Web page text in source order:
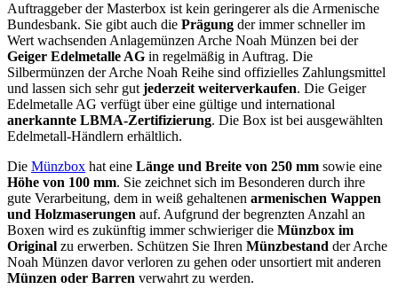
Auftraggeber der Masterbox ist kein geringerer als die Armenische
Bundesbank. Sie gibt auch die Prägung der immer schneller im
Wert wachsenden Anlagemünzen Arche Noah Münzen bei der
Geiger Edelmetalle AG in regelmäßig in Auftrag. Die
Silbermünzen der Arche Noah Reihe sind offizielles Zahlungsmittel
und lassen sich sehr gut jederzeit weiterverkaufen. Die Geiger
Edelmetalle AG verfügt über eine gültige und international
anerkannte LBMA-Zertifizierung. Die Box ist bei ausgewählten
Edelmetall-Händlern erhältlich.
Die Münzbox hat eine Länge und Breite von 250 mm sowie eine
Höhe von 100 mm. Sie zeichnet sich im Besonderen durch ihre
gute Verarbeitung, dem in weiß gehaltenen armenischen Wappen
und Holzmaserungen auf. Aufgrund der begrenzten Anzahl an
Boxen wird es zukünftig immer schwieriger die Münzbox im
Original zu erwerben. Schützen Sie Ihren Münzbestand der Arche
Noah Münzen davor verloren zu gehen oder unsortiert mit anderen
Münzen oder Barren verwahrt zu werden.